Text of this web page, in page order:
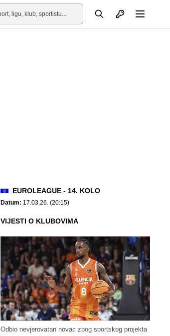
Otvori profil
EUROLEAGUE - 14. KOLO
Datum: 17.03.26. (20:15)
VIJESTI O KLUBOVIMA
Odbio nevjerovatan novac zbog sportskog projekta